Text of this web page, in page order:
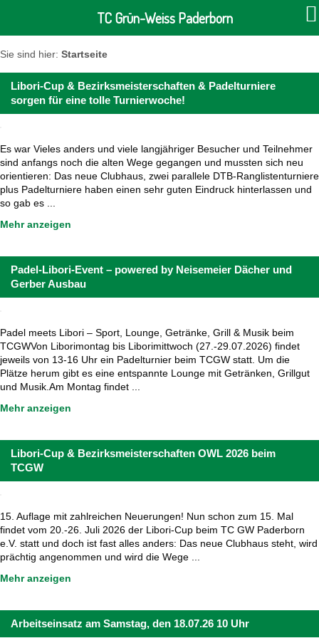
Sie sind hier: Startseite
Libori-Cup & Bezirksmeisterschaften & Padelturniere
sorgen für eine tolle Turnierwoche!
Es war Vieles anders und viele langjähriger Besucher und Teilnehmer
sind anfangs noch die alten Wege gegangen und mussten sich neu
orientieren: Das neue Clubhaus, zwei parallele DTB-Ranglistenturniere
plus Padelturniere haben einen sehr guten Eindruck hinterlassen und
so gab es ...
Mehr anzeigen
Padel-Libori-Event – powered by Neisemeier Dächer und
Gerber Ausbau
Padel meets Libori – Sport, Lounge, Getränke, Grill & Musik beim
TCGWVon Liborimontag bis Liborimittwoch (27.-29.07.2026) findet
jeweils von 13-16 Uhr ein Padelturnier beim TCGW statt. Um die
Plätze herum gibt es eine entspannte Lounge mit Getränken, Grillgut
und Musik.Am Montag findet ...
Mehr anzeigen
Libori-Cup & Bezirksmeisterschaften OWL 2026 beim
TCGW
15. Auflage mit zahlreichen Neuerungen! Nun schon zum 15. Mal
findet vom 20.-26. Juli 2026 der Libori-Cup beim TC GW Paderborn
e.V. statt und doch ist fast alles anders: Das neue Clubhaus steht, wird
prächtig angenommen und wird die Wege ...
Mehr anzeigen
Arbeitseinsatz am Samstag, den 18.07.26 10 Uhr
TC Grün-Weiss Paderborn